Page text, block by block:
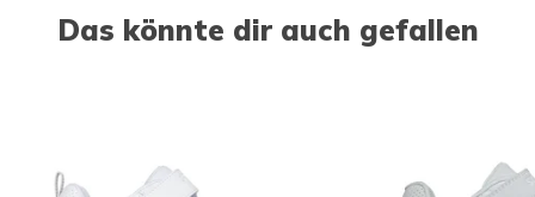
Das könnte dir auch gefallen